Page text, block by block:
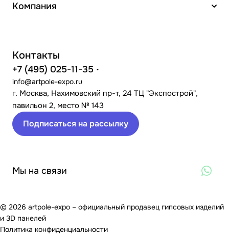
Компания
Контакты
+7 (495) 025-11-35
info@artpole-expo.ru
г. Москва, Нахимовский пр-т, 24 ТЦ "Экспострой",
павильон 2, место № 143
Подписаться на рассылку
Мы на связи
© 2026 artpole-expo – официальный продавец гипсовых изделий
и 3D панелей
Политика конфиденциальности